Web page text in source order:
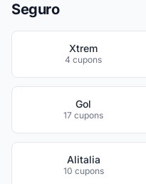
Seguro
Xtrem
4 cupons
Gol
17 cupons
Alitalia
10 cupons